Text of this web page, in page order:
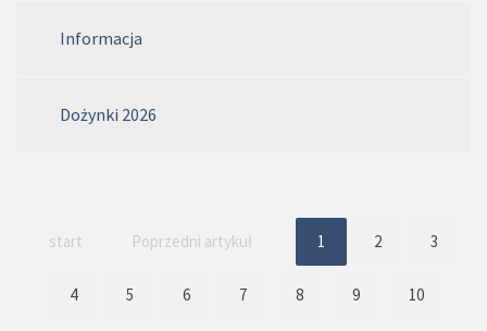
Informacja
Dożynki 2026
start Poprzedni artykuł 1 2 3
4 5 6 7 8 9 10